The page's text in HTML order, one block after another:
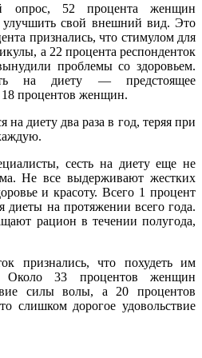
опрос, 52 процента женщин
улучшить свой внешний вид. Это
признались, что стимулом для
а 22 процента респонденток
проблемы со здоровьем.
на диету — предстоящее
18 процентов женщин.
диету два раза в год, теряя при
сесть на диету еще не
Не все выдерживают жестких
и красоту. Всего 1 процент
диеты на протяжении всего года.
рацион в течении полугода,
признались, что похудеть им
33 процентов женщин
силы волы, а 20 процентов
слишком дорогое удовольствие